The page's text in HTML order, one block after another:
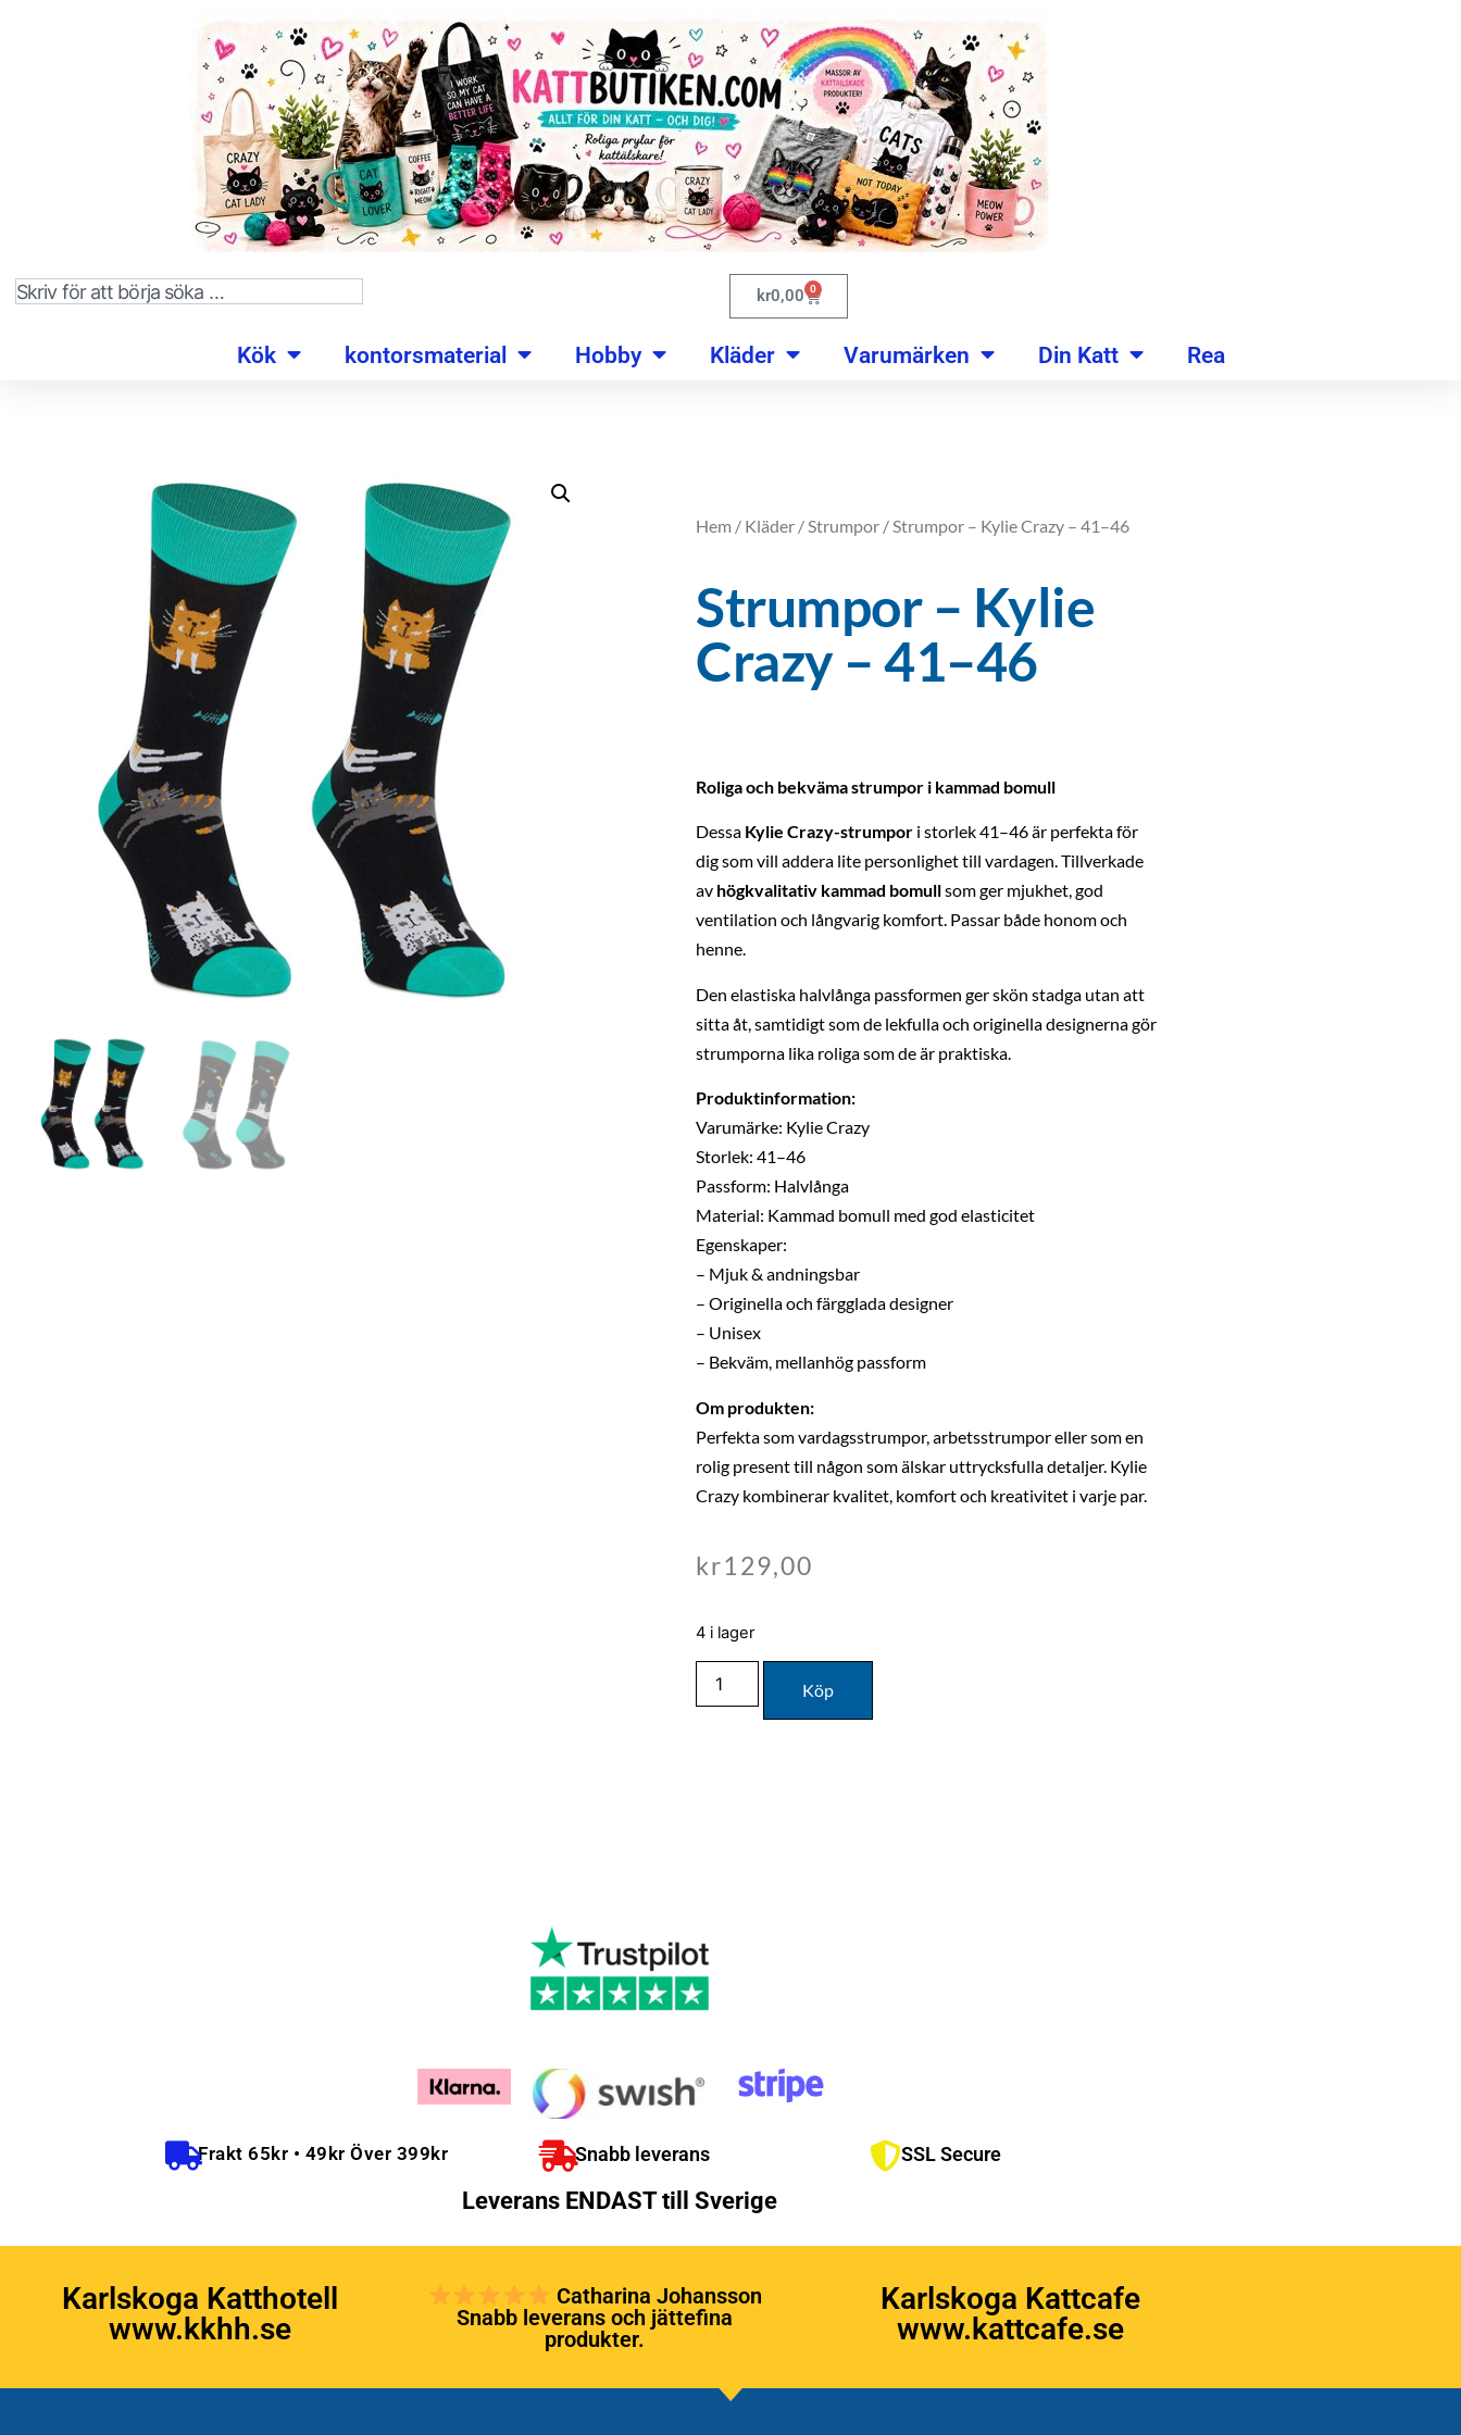
kr0,00 0
Kök kontorsmaterial Hobby Kläder Varumärken Din Katt Rea
Hem / Kläder /Strumpor / Strumpor – Kylie Crazy – 41–46
Strumpor – Kylie
Crazy – 41–46
Roliga och bekväma strumpor i kammad bomull
Dessa Kylie Crazy-strumpor i storlek 41–46 är perfekta för
dig som vill addera lite personlighet till vardagen. Tillverkade
av högkvalitativ kammad bomullsom ger mjukhet, god
ventilation och långvarig komfort. Passar både honom och
henne.
Den elastiska halvlånga passformen ger skön stadga utan att
sitta åt, samtidigt som de lekfulla och originella designerna gör
strumporna lika roliga som de är praktiska.
Produktinformation:
Varumärke: Kylie Crazy
Storlek: 41–46
Passform: Halvlånga
Material: Kammad bomull med god elasticitet
Egenskaper:
– Mjuk & andningsbar
– Originella och färgglada designer
– Unisex
– Bekväm, mellanhög passform
Om produkten:
Perfekta som vardagsstrumpor, arbetsstrumpor eller som en
rolig present till någon som älskar uttrycksfulla detaljer. Kylie
Crazy kombinerar kvalitet, komfort och kreativitet i varje par.
kr129,00
4 i lager
Köp
Frakt 65kr • 49kr Över 399kr Snabb leverans SSL Secure
Leverans ENDAST till Sverige
Karlskoga Katthotell
www.kkhh.se
Catharina Johansson
Snabb leverans och jättefina
produkter.
Karlskoga Kattcafe
www.kattcafe.se